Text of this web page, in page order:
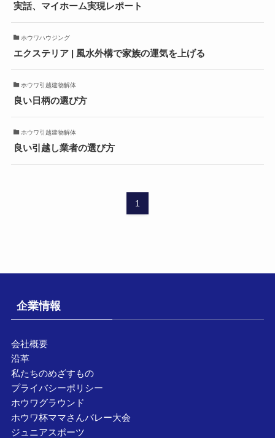
実話、マイホーム実現レポート
ホウワハウジング
エクステリア | 風水外構で家族の運気を上げる
ホウワ引越建物解体
良い日柄の選び方
ホウワ引越建物解体
良い引越し業者の選び方
1
企業情報
会社概要
沿革
私たちのめざすもの
プライバシーポリシー
ホウワグラウンド
ホウワ杯ママさんバレー大会
ジュニアスポーツ